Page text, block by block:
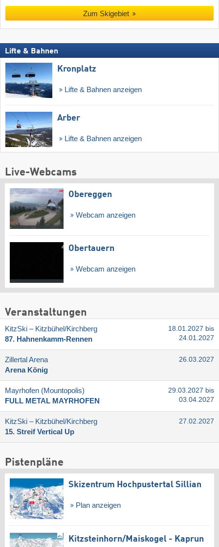
Zum Skigebiet
Lifte & Bahnen
Kronplatz
Lifte & Bahnen anzeigen
Arber
Lifte & Bahnen anzeigen
Live-Webcams
Obereggen
Webcam anzeigen
Obertauern
Webcam anzeigen
Veranstaltungen
KitzSki – Kitzbühel/​Kirchberg
87. Hahnenkamm-Rennen
18.01.2027 bis
24.01.2027
Zillertal Arena
Arena König
26.03.2027
Mayrhofen (Mountopolis)
FULL METAL MAYRHOFEN
29.03.2027 bis
03.04.2027
KitzSki – Kitzbühel/​Kirchberg
15. Streif Vertical Up
27.02.2027
Pistenpläne
Skizentrum Hochpustertal Sillian
Plan anzeigen
Kitzsteinhorn/​Maiskogel - Kaprun